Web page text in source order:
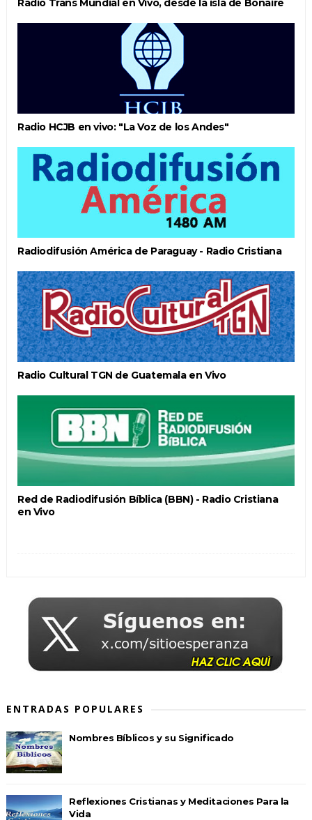
Radio HCJB en vivo: "La Voz de los Andes"
Radiodifusión América de Paraguay - Radio Cristiana
Radio Cultural TGN de Guatemala en Vivo
Red de Radiodifusión Bíblica (BBN) - Radio Cristiana
en Vivo
ENTRADAS POPULARES
Nombres Bíblicos y su Significado
Reflexiones Cristianas y Meditaciones Para la
Vida